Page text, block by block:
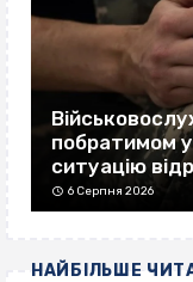
побратимом
ситуацію
6 Серпня 2026
НАЙБІЛЬШЕ